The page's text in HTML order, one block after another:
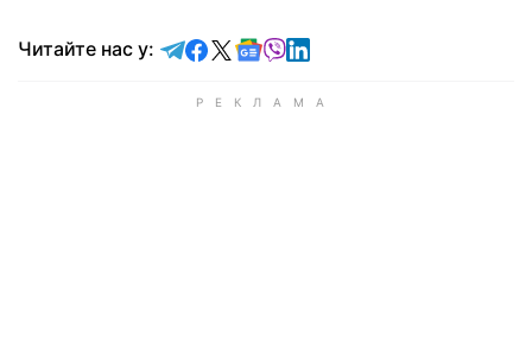
Читайте нас у: Читайте у Telegram
Читайте у Facebook
Читайте у X
Читайте у Google news
Читайте у Viber
Читайте у LinkedIn